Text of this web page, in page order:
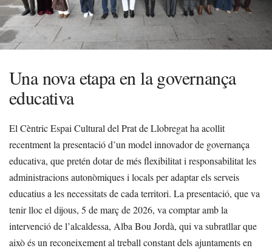
Una nova etapa en la governança
educativa
El Cèntric Espai Cultural del Prat de Llobregat ha acollit
recentment la presentació d’un model innovador de governança
educativa, que pretén dotar de més flexibilitat i responsabilitat les
administracions autonòmiques i locals per adaptar els serveis
educatius a les necessitats de cada territori. La presentació, que va
tenir lloc el dijous, 5 de març de 2026, va comptar amb la
intervenció de l’alcaldessa, Alba Bou Jordà, qui va subratllar que
això és un reconeixement al treball constant dels ajuntaments en